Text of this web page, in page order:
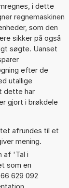
i dette
regnemaskinen
som den
sikker på også
søgte. Uanset
efter de
utallige
dette har
gjort i brøkdele
afrundes til et
mening.
af 'Tal i
som en
629 092